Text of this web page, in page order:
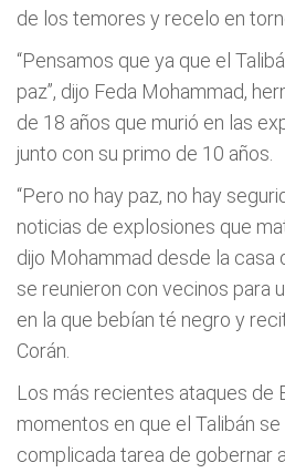
de los temores y recelo en
“Pensamos que ya que el
paz”, dijo Feda Mohammad,
de 18 años que murió en las
junto con su primo de 10 años.
“Pero no hay paz, no hay
noticias de explosiones que
dijo Mohammad desde la casa
se reunieron con vecinos para
en la que bebían té negro y
Corán.
Los más recientes ataques de
momentos en que el Talibán
complicada tarea de gobernar